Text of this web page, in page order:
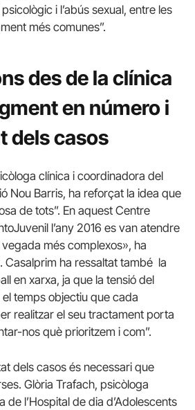
i l’abús sexual, entre les
més comunes”.
des de la clínica
en número i
dels casos
clínica i coordinadora del
Nou Barris, ha reforçat la idea que
de tots”. En aquest Centre
l’any 2016 es van atendre
més complexos», ha
Casalprim ha ressaltat també la
en xarxa, ja que la tensió del
temps objectiu que cada
realitzar el seu tractament porta
nos què prioritzem i com”.
dels casos és necessari que
Glòria Trafach, psicòloga
de l’Hospital de dia d’Adolescents